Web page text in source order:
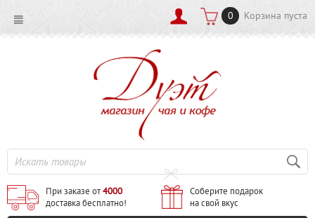
0 Корзина пуста
При заказе от4000
доставка бесплатно!
Соберите подарок
на свой вкус